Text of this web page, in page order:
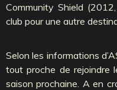
Community Shield
club pour une autre
Selon les informations
tout proche de rejoindre
saison prochaine. A en